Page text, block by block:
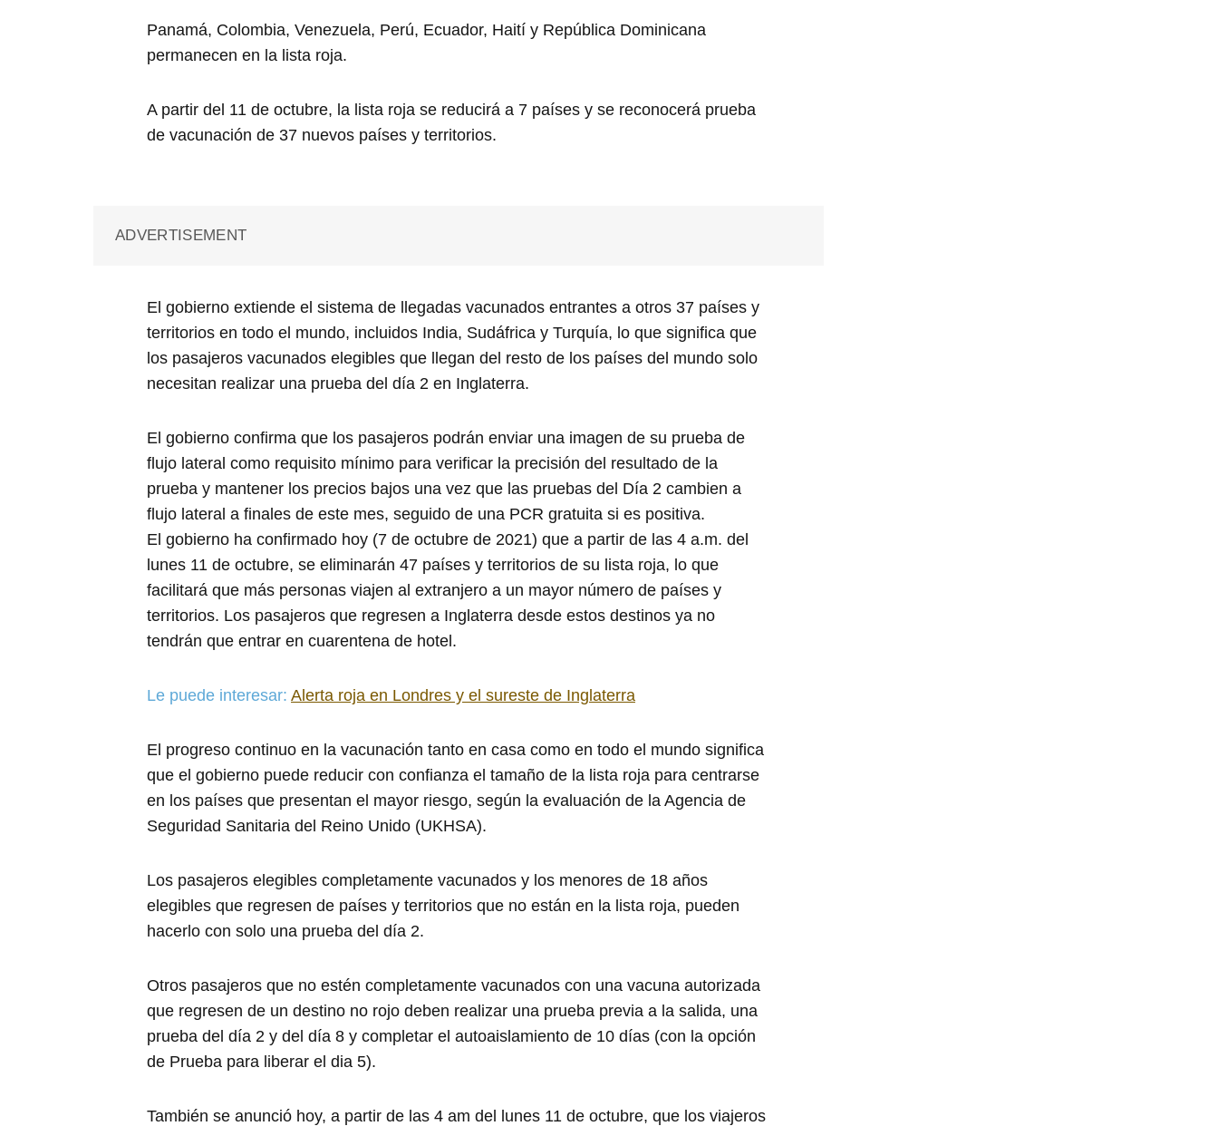
Panamá, Colombia, Venezuela, Perú, Ecuador, Haití y República Dominicana
permanecen en la lista roja.
A partir del 11 de octubre, la lista roja se reducirá a 7 países y se reconocerá prueba
de vacunación de 37 nuevos países y territorios.
ADVERTISEMENT
El gobierno extiende el sistema de llegadas vacunados entrantes a otros 37 países y
territorios en todo el mundo, incluidos India, Sudáfrica y Turquía, lo que significa que
los pasajeros vacunados elegibles que llegan del resto de los países del mundo solo
necesitan realizar una prueba del día 2 en Inglaterra.
El gobierno confirma que los pasajeros podrán enviar una imagen de su prueba de
flujo lateral como requisito mínimo para verificar la precisión del resultado de la
prueba y mantener los precios bajos una vez que las pruebas del Día 2 cambien a
flujo lateral a finales de este mes, seguido de una PCR gratuita si es positiva.
El gobierno ha confirmado hoy (7 de octubre de 2021) que a partir de las 4 a.m. del
lunes 11 de octubre, se eliminarán 47 países y territorios de su lista roja, lo que
facilitará que más personas viajen al extranjero a un mayor número de países y
territorios. Los pasajeros que regresen a Inglaterra desde estos destinos ya no
tendrán que entrar en cuarentena de hotel.
Le puede interesar: Alerta roja en Londres y el sureste de Inglaterra
El progreso continuo en la vacunación tanto en casa como en todo el mundo significa
que el gobierno puede reducir con confianza el tamaño de la lista roja para centrarse
en los países que presentan el mayor riesgo, según la evaluación de la Agencia de
Seguridad Sanitaria del Reino Unido (UKHSA).
Los pasajeros elegibles completamente vacunados y los menores de 18 años
elegibles que regresen de países y territorios que no están en la lista roja, pueden
hacerlo con solo una prueba del día 2.
Otros pasajeros que no estén completamente vacunados con una vacuna autorizada
que regresen de un destino no rojo deben realizar una prueba previa a la salida, una
prueba del día 2 y del día 8 y completar el autoaislamiento de 10 días (con la opción
de Prueba para liberar el dia 5).
También se anunció hoy, a partir de las 4 am del lunes 11 de octubre, que los viajeros